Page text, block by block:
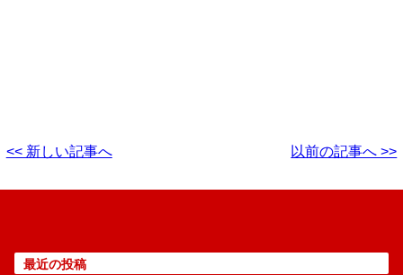
<< 新しい記事へ 以前の記事へ >>
最近の投稿